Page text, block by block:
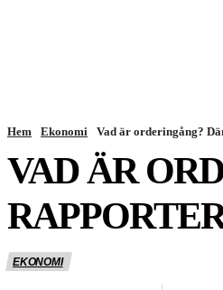
Hem Ekonomi Vad är orderingång?
VAD ÄR
EKONOMI